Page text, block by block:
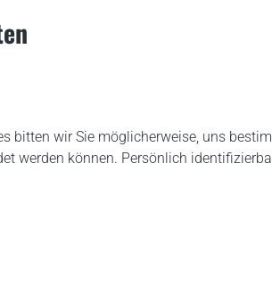
bitten wir Sie möglicherweise, uns
werden können. Persönlich